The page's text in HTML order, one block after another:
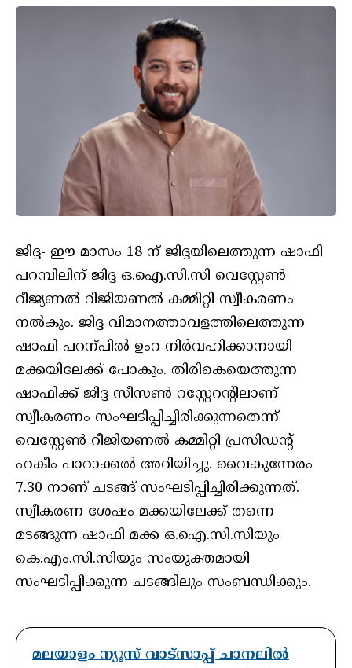
ജിദ്ദ- ഈ മാസം 18 ന് ജിദ്ദയിലെത്തുന്ന ഷാഫി
പറമ്പിലിന് ജിദ്ദ ഒ.ഐ.സി.സി വെസ്റ്റേൺ
റീജ്യണൽ റിജിയണൽ കമ്മിറ്റി സ്വീകരണം
നൽകും. ജിദ്ദ വിമാനത്താവളത്തിലെത്തുന്ന
ഷാഫി പറന്പിൽ ഉംറ നിർവഹിക്കാനായി
മക്കയിലേക്ക് പോകും. തിരികെയെത്തുന്ന
ഷാഫിക്ക് ജിദ്ദ സീസൺ റസ്റ്റേറന്റിലാണ്
സ്വീകരണം സംഘടിപ്പിച്ചിരിക്കുന്നതെന്ന്
വെസ്റ്റേൺ റീജിയണൽ കമ്മിറ്റി പ്രസിഡന്റ്
ഹകീം പാറാക്കൽ അറിയിച്ചു. വൈകുന്നേരം
7.30 നാണ് ചടങ്ങ് സംഘടിപ്പിച്ചിരിക്കുന്നത്.
സ്വീകരണ ശേഷം മക്കയിലേക്ക് തന്നെ
മടങ്ങുന്ന ഷാഫി മക്ക ഒ.ഐ.സി.സിയും
കെ.എം.സി.സിയും സംയുക്തമായി
സംഘടിപ്പിക്കുന്ന ചടങ്ങിലും സംബന്ധിക്കും.
മലയാളം ന്യൂസ് വാട്സാപ്പ് ചാനലിൽ